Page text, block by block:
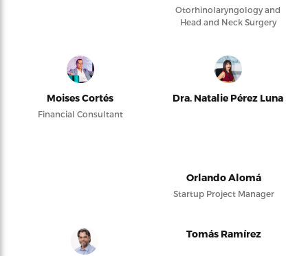
Otorhinolaryngology and
Head and Neck Surgery
Moises Cortés
Financial Consultant
Dra. Natalie Pérez Luna
Orlando Alomá
Startup Project Manager
Tomás Ramírez